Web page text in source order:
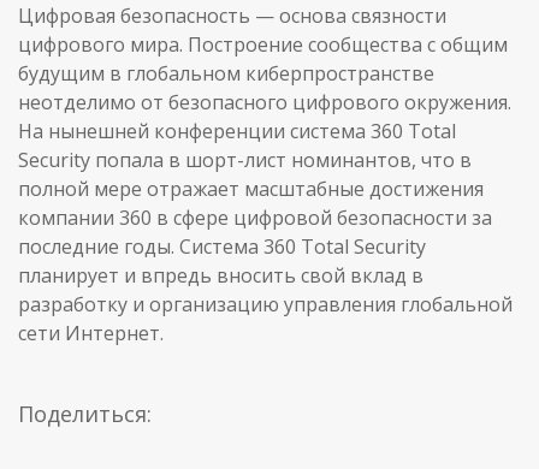
Цифровая безопасность — основа связности
цифрового мира. Построение сообщества с общим
будущим в глобальном киберпространстве
неотделимо от безопасного цифрового окружения.
На нынешней конференции система 360 Total
Security попала в шорт-лист номинантов, что в
полной мере отражает масштабные достижения
компании 360 в сфере цифровой безопасности за
последние годы. Система 360 Total Security
планирует и впредь вносить свой вклад в
разработку и организацию управления глобальной
сети Интернет.
Поделиться: